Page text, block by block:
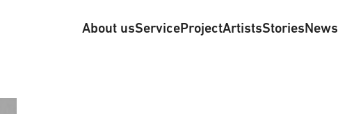
About usServiceProjectArtistsStoriesNews